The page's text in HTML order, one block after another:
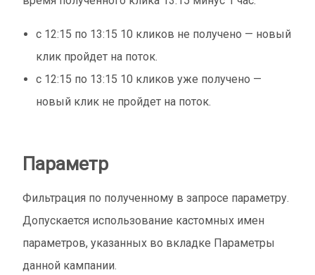
с 12:15 по 13:15 10 кликов не получено — новый
клик пройдет на поток.
с 12:15 по 13:15 10 кликов уже получено —
новый клик не пройдет на поток.
Параметр
Фильтрация по полученному в запросе параметру.
Допускается использование кастомных имен
параметров, указанных во вкладке Параметры
данной кампании.